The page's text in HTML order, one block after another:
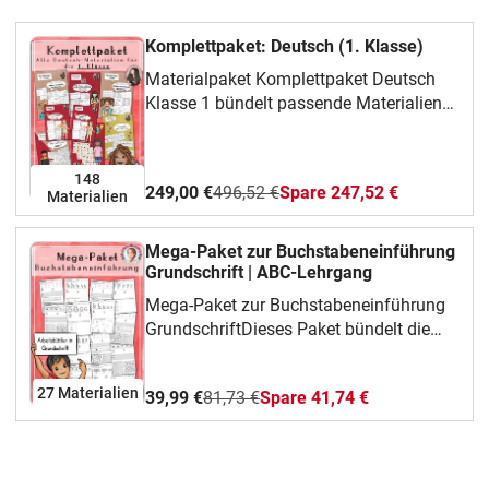
148
Materialien
Komplettpaket: Deutsch (1. Klasse)
Materialpaket Komplettpaket Deutsch
Klasse 1 bündelt passende Materialien
Unterrichtsphase passt. Das steckt im
MaterialIm Mittelpunkt stehen Lesen,
Schreiben, Rechtschreibung, Silben und
Buchstaben. Das Paket eignet sich
besonders für Deutschunterricht,
Lesetraining, Schreibzeit und Freiarbeit
Organisieren. Struktur und ZielDie
Materialien sind so angelegt, dass
249,00 €496,52 €Spare 247,52 €
27 Materialien
Mega-Paket zur Buchstabeneinführung
Grundschrift | ABC-Lehrgang
Mega-Paket zur Buchstabeneinführung
GrundschriftDieses Paket bündelt die
Anfangsunterricht. Du kannst einzelne
Buchstaben passend zu deiner
39,99 €81,73 €Spare 41,74 €